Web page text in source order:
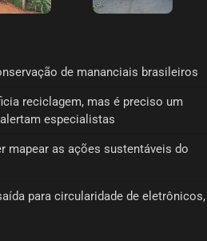
de mananciais brasileiros
reciclagem, mas é preciso um
especialistas
mapear as ações sustentáveis do
para circularidade de eletrônicos,